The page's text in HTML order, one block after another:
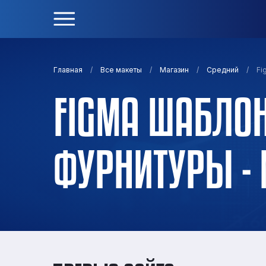
Главная / Все макеты / Магазин / Средний /
FIGMA
ФУРНИТУРЫ -